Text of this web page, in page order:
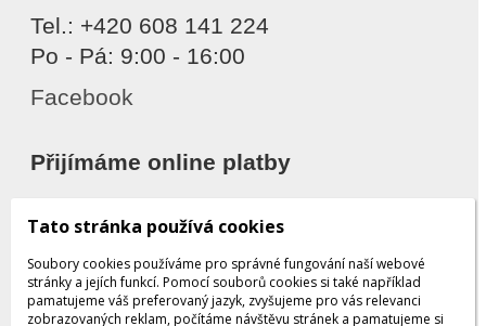
Tel.: +420 608 141 224
Po - Pá: 9:00 - 16:00
Facebook
Přijímáme online platby
Tato stránka používá cookies
Soubory cookies používáme pro správné fungování naší webové
stránky a jejích funkcí. Pomocí souborů cookies si také například
pamatujeme váš preferovaný jazyk, zvyšujeme pro vás relevanci
zobrazovaných reklam, počítáme návštěvu stránek a pamatujeme si